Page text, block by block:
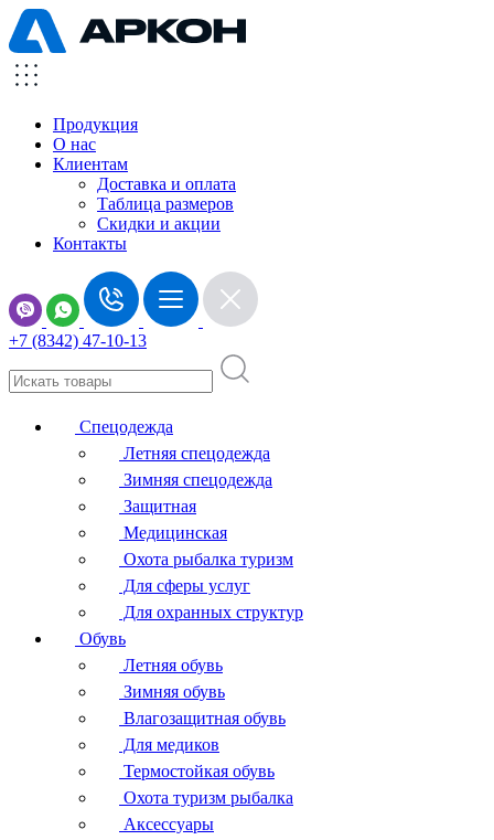
Продукция
О нас
Клиентам
Доставка и оплата
Таблица размеров
Скидки и акции
Контакты
+7 (8342) 47-10-13
Спецодежда
Летняя спецодежда
Зимняя спецодежда
Защитная
Медицинская
Охота рыбалка туризм
Для сферы услуг
Для охранных структур
Обувь
Летняя обувь
Зимняя обувь
Влагозащитная обувь
Для медиков
Термостойкая обувь
Охота туризм рыбалка
Аксессуары